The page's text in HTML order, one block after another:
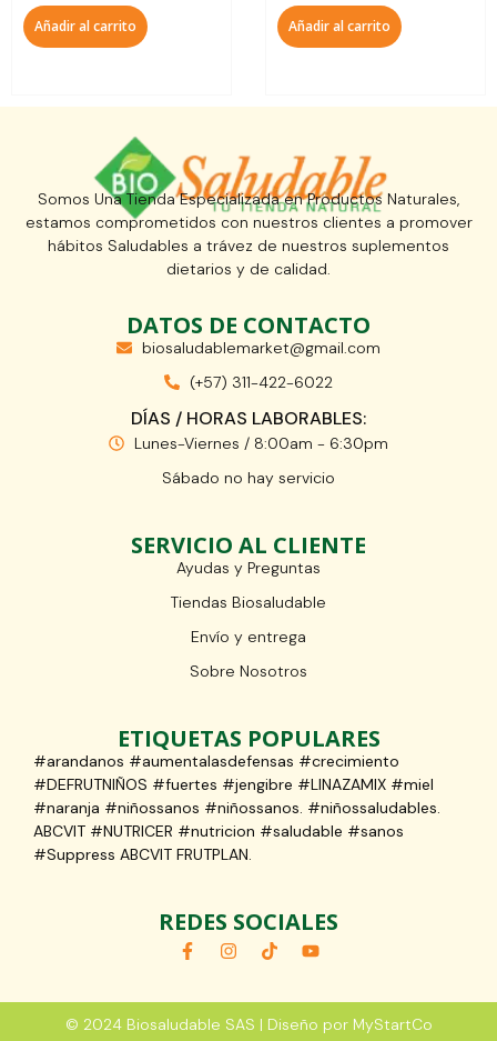
Añadir al carrito Añadir al carrito
Somos Una Tienda Especializada en Productos Naturales,
estamos comprometidos con nuestros clientes a promover
hábitos Saludables a trávez de nuestros suplementos
dietarios y de calidad.
DATOS DE CONTACTO
biosaludablemarket@gmail.com
(+57) 311-422-6022
DÍAS / HORAS LABORABLES:
Lunes-Viernes / 8:00am - 6:30pm
Sábado no hay servicio
SERVICIO AL CLIENTE
Ayudas y Preguntas
Tiendas Biosaludable
Envío y entrega
Sobre Nosotros
ETIQUETAS POPULARES
#arandanos #aumentalasdefensas #crecimiento
#DEFRUTNIÑOS #fuertes #jengibre #LINAZAMIX #miel
#naranja #niñossanos #niñossanos. #niñossaludables.
ABCVIT #NUTRICER #nutricion #saludable #sanos
#Suppress ABCVIT FRUTPLAN.
REDES SOCIALES
© 2024 Biosaludable SAS | Diseño por MyStartCo